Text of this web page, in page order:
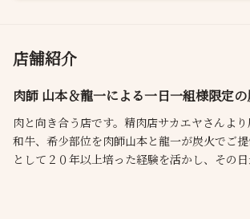
店舗紹介
肉師 山本＆龍一による一日一組様限定
肉と向き合う店です。精肉店サカエヤさんよ
和牛、希少部位を肉師山本と龍一が炭火でご
として２０年以上培った経験を活かし、その